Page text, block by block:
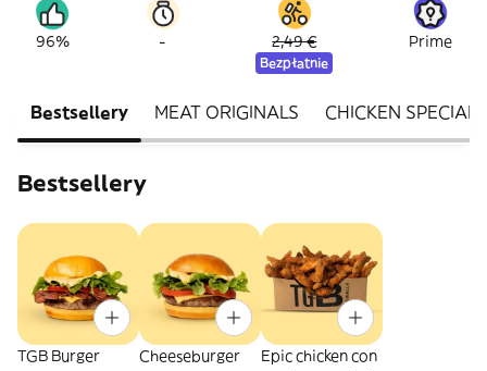
96% - 2,49 €
Bezpłatnie
Prime
Bestsellery MEAT ORIGINALS CHICKEN SPECIALS
Bestsellery
TGB Burger Cheeseburger
Epic chicken con